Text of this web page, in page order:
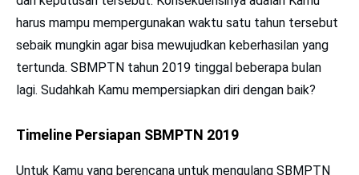
harus mampu mempergunakan waktu satu tahun tersebut
sebaik mungkin agar bisa mewujudkan keberhasilan yang
tertunda. SBMPTN tahun 2019 tinggal beberapa bulan
lagi. Sudahkah Kamu mempersiapkan diri dengan baik?
Timeline Persiapan SBMPTN 2019
Untuk Kamu yang berencana untuk mengulang SBMPTN